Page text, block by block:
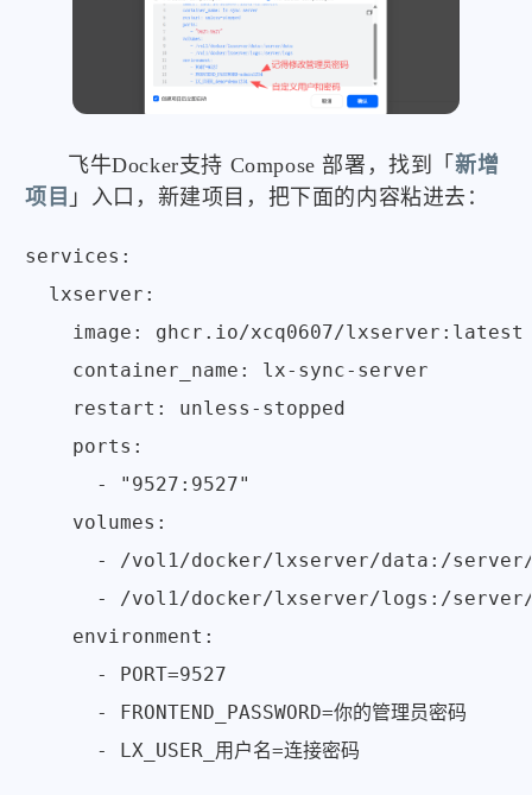
飞牛Docker支持 Compose 部署，找到「 新增
项目 」入口，新建项目，把下面的内容粘进去：
services:
  lxserver:
    image: ghcr.io/xcq0607/lxserver:latest
    container_name: lx-sync-server
    restart: unless-stopped
    ports:
      - "9527:9527"
    volumes:
- /vol1/docker/lxserver/data:/
- /vol1/docker/lxserver/logs:/
    environment:
      - PORT=9527
      - FRONTEND_PASSWORD=你的管理员密码
      - LX_USER_用户名=连接密码